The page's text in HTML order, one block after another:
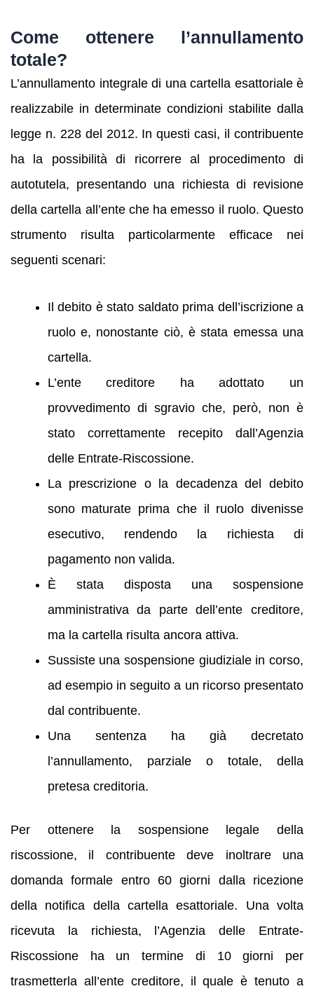
Come ottenere l’annullamento
totale?
L’annullamento integrale di una cartella esattoriale è
realizzabile in determinate condizioni stabilite dalla
legge n. 228 del 2012. In questi casi, il contribuente
ha la possibilità di ricorrere al procedimento di
autotutela, presentando una richiesta di revisione
della cartella all’ente che ha emesso il ruolo. Questo
strumento risulta particolarmente efficace nei
seguenti scenari:
Il debito è stato saldato prima dell’iscrizione a
ruolo e, nonostante ciò, è stata emessa una
cartella.
L’ente creditore ha adottato un
provvedimento di sgravio che, però, non è
stato correttamente recepito dall’Agenzia
delle Entrate-Riscossione.
La prescrizione o la decadenza del debito
sono maturate prima che il ruolo divenisse
esecutivo, rendendo la richiesta di
pagamento non valida.
È stata disposta una sospensione
amministrativa da parte dell’ente creditore,
ma la cartella risulta ancora attiva.
Sussiste una sospensione giudiziale in corso,
ad esempio in seguito a un ricorso presentato
dal contribuente.
Una sentenza ha già decretato
l’annullamento, parziale o totale, della
pretesa creditoria.
Per ottenere la sospensione legale della
riscossione, il contribuente deve inoltrare una
domanda formale entro 60 giorni dalla ricezione
della notifica della cartella esattoriale. Una volta
ricevuta la richiesta, l’Agenzia delle Entrate-
Riscossione ha un termine di 10 giorni per
trasmetterla all’ente creditore, il quale è tenuto a